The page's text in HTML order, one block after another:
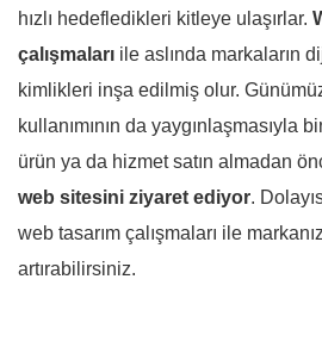
hızlı hedefledikleri kitleye ulaşırlar.
çalışmaları ile aslında markaların
kimlikleri inşa edilmiş olur.
kullanımının da yaygınlaşmasıyla
ürün ya da hizmet satın almadan
web sitesini ziyaret ediyor.
web tasarım çalışmaları ile
artırabilirsiniz.